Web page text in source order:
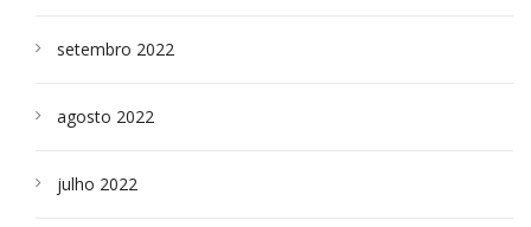
setembro 2022
agosto 2022
julho 2022